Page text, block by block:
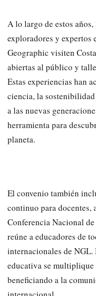
A lo largo de estos
exploradores y expertos
Geographic visiten
abiertas al público y
Estas experiencias han
ciencia, la
a las nuevas
herramienta para
planeta.
El convenio también
continuo para docentes,
Conferencia Nacional
reúne a educadores de
internacionales de
educativa se multiplique
beneficiando a la